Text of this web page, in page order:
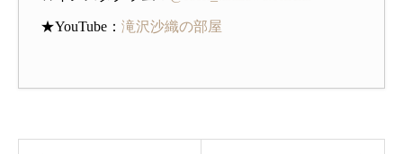
★YouTube： 滝沢沙織の部屋